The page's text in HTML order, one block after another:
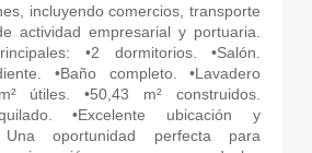
incluyendo comercios, transporte
actividad empresarial y portuaria.
•2 dormitorios. •Salón.
•Baño completo. •Lavadero
útiles. •50,43 m² construidos.
•Excelente ubicación y
Una oportunidad perfecta para